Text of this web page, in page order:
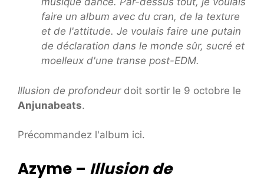
faire un album avec du cran, de la texture
et de l'attitude. Je voulais faire une putain
de déclaration dans le monde sûr, sucré et
moelleux d'une transe post-EDM.
Illusion de profondeurdoit sortir le 9 octobre le
Anjunabeats.
Précommandez l'album ici.
Azyme – Illusion de